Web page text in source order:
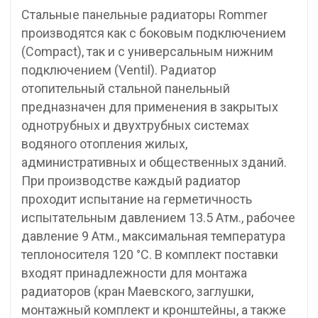
Стальные панельные радиаторы Rommer
производятся как с боковым подключением
(Compact), так и с универсальным нижним
подключением (Ventil). Радиатор
отопительный стальной панельный
предназначен для применения в закрытых
однотрубных и двухтрубных системах
водяного отопления жилых,
административных и общественных зданий.
При производстве каждый радиатор
проходит испытание на герметичность
испытательным давлением 13.5 Атм., рабочее
давление 9 Атм., максимальная температура
теплоносителя 120 °С. В комплект поставки
входят принадлежности для монтажа
радиаторов (кран Маевского, заглушки,
монтажный комплект и кронштейны, а также